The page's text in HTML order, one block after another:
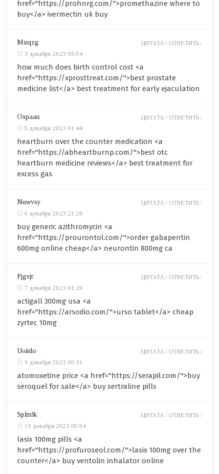
href="https://prohnrg.com/">promethazine where to
buy</a> ivermectin uk buy
Msiqzg
3 декабря 2023 09:54
how much does birth control cost <a
href="https://xprosttreat.com/">best prostate
medicine list</a> best treatment for early ejaculation
ЦИТАТА / ОТВЕТИТЬ /
Oxpaau
5 декабря 2023 01:44
heartburn over the counter medication <a
href="https://abheartburnp.com/">best otc
heartburn medicine reviews</a> best treatment for
excess gas
ЦИТАТА / ОТВЕТИТЬ /
Nuwvsy
6 декабря 2023 21:28
buy generic azithromycin <a
href="https://prourontol.com/">order gabapentin
600mg online cheap</a> neurontin 800mg ca
ЦИТАТА / ОТВЕТИТЬ /
Pjgvjr
7 декабря 2023 01:29
actigall 300mg usa <a
href="https://arsodio.com/">urso tablet</a> cheap
zyrtec 10mg
ЦИТАТА / ОТВЕТИТЬ /
Uoiido
9 декабря 2023 00:31
atomoxetine price <a href="https://serapil.com/">buy
seroquel for sale</a> buy sertraline pills
ЦИТАТА / ОТВЕТИТЬ /
Splmlk
11 декабря 2023 05:04
lasix 100mg pills <a
href="https://profuroseol.com/">lasix 100mg over the
counter</a> buy ventolin inhalator online
ЦИТАТА / ОТВЕТИТЬ /